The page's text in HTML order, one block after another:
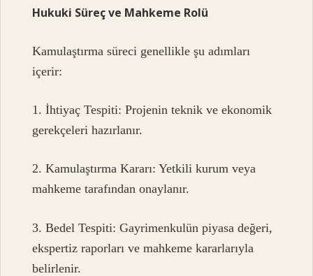
Hukuki Süreç ve Mahkeme Rolü
Kamulaştırma süreci genellikle şu adımları
içerir:
1. İhtiyaç Tespiti: Projenin teknik ve ekonomik
gerekçeleri hazırlanır.
2. Kamulaştırma Kararı: Yetkili kurum veya
mahkeme tarafından onaylanır.
3. Bedel Tespiti: Gayrimenkulün piyasa değeri,
ekspertiz raporları ve mahkeme kararlarıyla
belirlenir.